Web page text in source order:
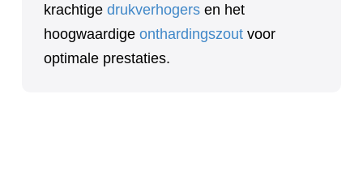
krachtige drukverhogers en het
hoogwaardige onthardingszout voor
optimale prestaties.